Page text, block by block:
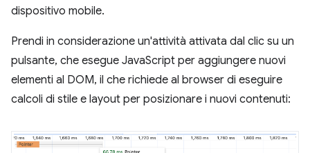
dispositivo mobile.
Prendi in considerazione un'attività attivata dal clic su un
pulsante, che esegue JavaScript per aggiungere nuovi
elementi al DOM, il che richiede al browser di eseguire
calcoli di stile e layout per posizionare i nuovi contenuti: